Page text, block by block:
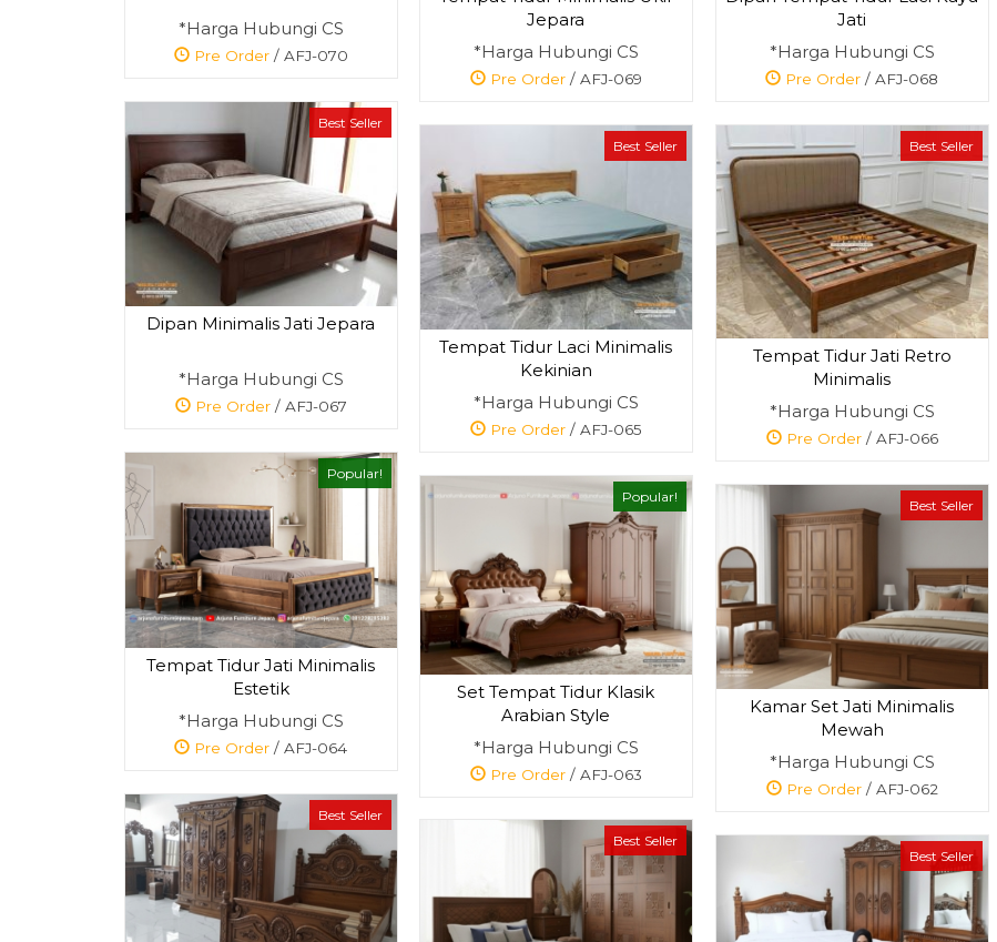
*Harga Hubungi CS
Pre Order/ AFJ-070
Jepara
*Harga Hubungi CS
Pre Order/ AFJ-069
Jati
*Harga Hubungi CS
Pre Order / AFJ-068
Best Seller
Dipan Minimalis Jati Jepara
*Harga Hubungi CS
Pre Order/ AFJ-067
Best Seller
Tempat Tidur Jati Retro
Minimalis
*Harga Hubungi CS
Pre Order/ AFJ-066
Best Seller
Tempat Tidur Laci Minimalis
Kekinian
*Harga Hubungi CS
Pre Order/ AFJ-065
Popular!
Tempat Tidur Jati Minimalis
Estetik
*Harga Hubungi CS
Pre Order / AFJ-064
Popular!
Set Tempat Tidur Klasik
Arabian Style
*Harga Hubungi CS
Pre Order/ AFJ-063
Best Seller
Kamar Set Jati Minimalis
Mewah
*Harga Hubungi CS
Pre Order/ AFJ-062
Best Seller
Best Seller
Best Seller